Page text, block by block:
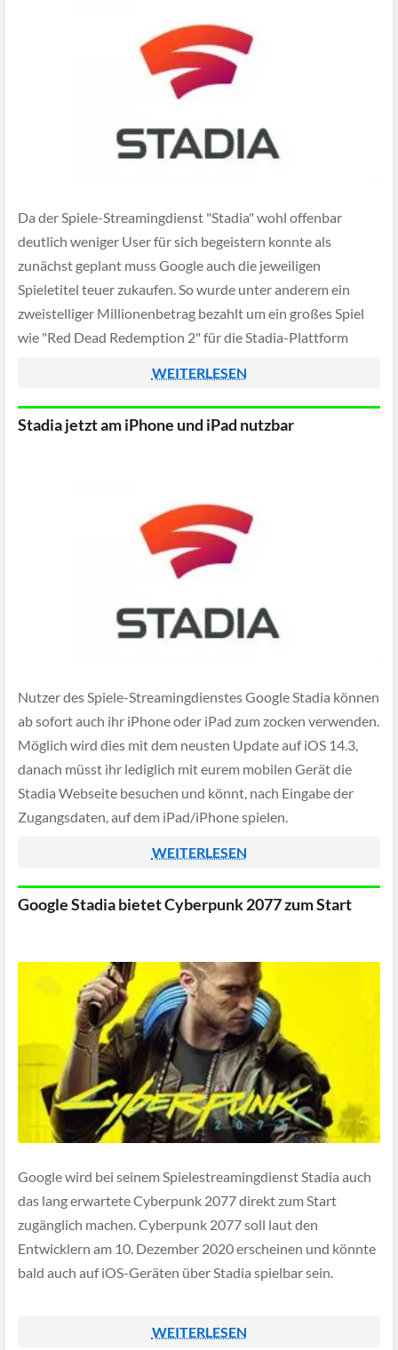
Da der Spiele-Streamingdienst "Stadia" wohl offenbar
deutlich weniger User für sich begeistern konnte als
zunächst geplant muss Google auch die jeweiligen
Spieletitel teuer zukaufen. So wurde unter anderem ein
zweistelliger Millionenbetrag bezahlt um ein großes Spiel
wie "Red Dead Redemption 2" für die Stadia-Plattform
WEITERLESEN
Stadia jetzt am iPhone und iPad nutzbar
Nutzer des Spiele-Streamingdienstes Google Stadia können
ab sofort auch ihr iPhone oder iPad zum zocken verwenden.
Möglich wird dies mit dem neusten Update auf iOS 14.3,
danach müsst ihr lediglich mit eurem mobilen Gerät die
Stadia Webseite besuchen und könnt, nach Eingabe der
Zugangsdaten, auf dem iPad/iPhone spielen.
WEITERLESEN
Google Stadia bietet Cyberpunk 2077 zum Start
Google wird bei seinem Spielestreamingdienst Stadia auch
das lang erwartete Cyberpunk 2077 direkt zum Start
zugänglich machen. Cyberpunk 2077 soll laut den
Entwicklern am 10. Dezember 2020 erscheinen und könnte
bald auch auf iOS-Geräten über Stadia spielbar sein.
WEITERLESEN